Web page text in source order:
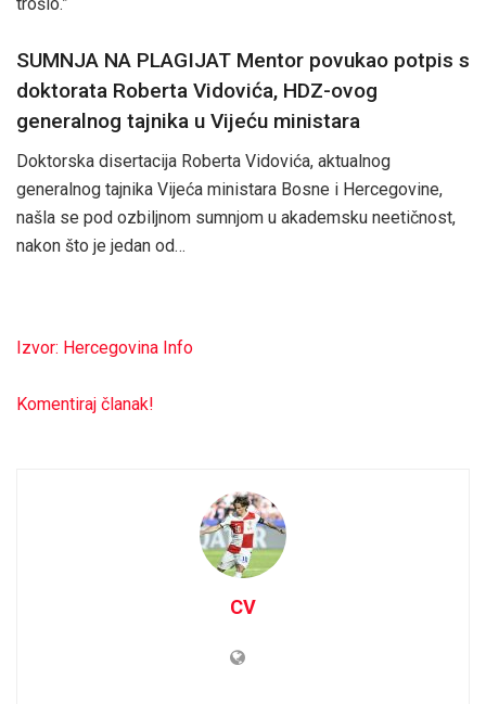
SUMNJA NA PLAGIJAT Mentor povukao potpis s
doktorata Roberta Vidovića, HDZ-ovog
generalnog tajnika u Vijeću ministara
Doktorska disertacija Roberta Vidovića, aktualnog
generalnog tajnika Vijeća ministara Bosne i Hercegovine,
našla se pod ozbiljnom sumnjom u akademsku neetičnost,
nakon što je jedan od…
Izvor: Hercegovina Info
Komentiraj članak!
CV